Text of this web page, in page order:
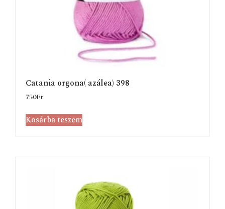
Catania orgona( azálea) 398
750Ft
Kosárba teszem